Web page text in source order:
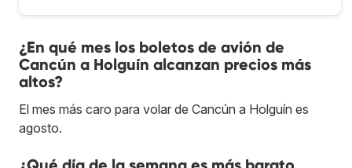
¿En qué mes los boletos de avión de
Cancún a Holguín alcanzan precios más
altos?
El mes más caro para volar de Cancún a Holguín es
agosto.